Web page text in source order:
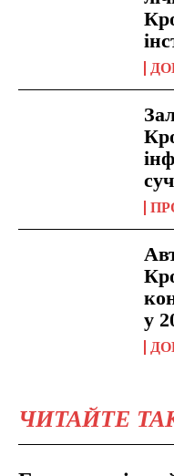
у
ЧИТАЙТЕ